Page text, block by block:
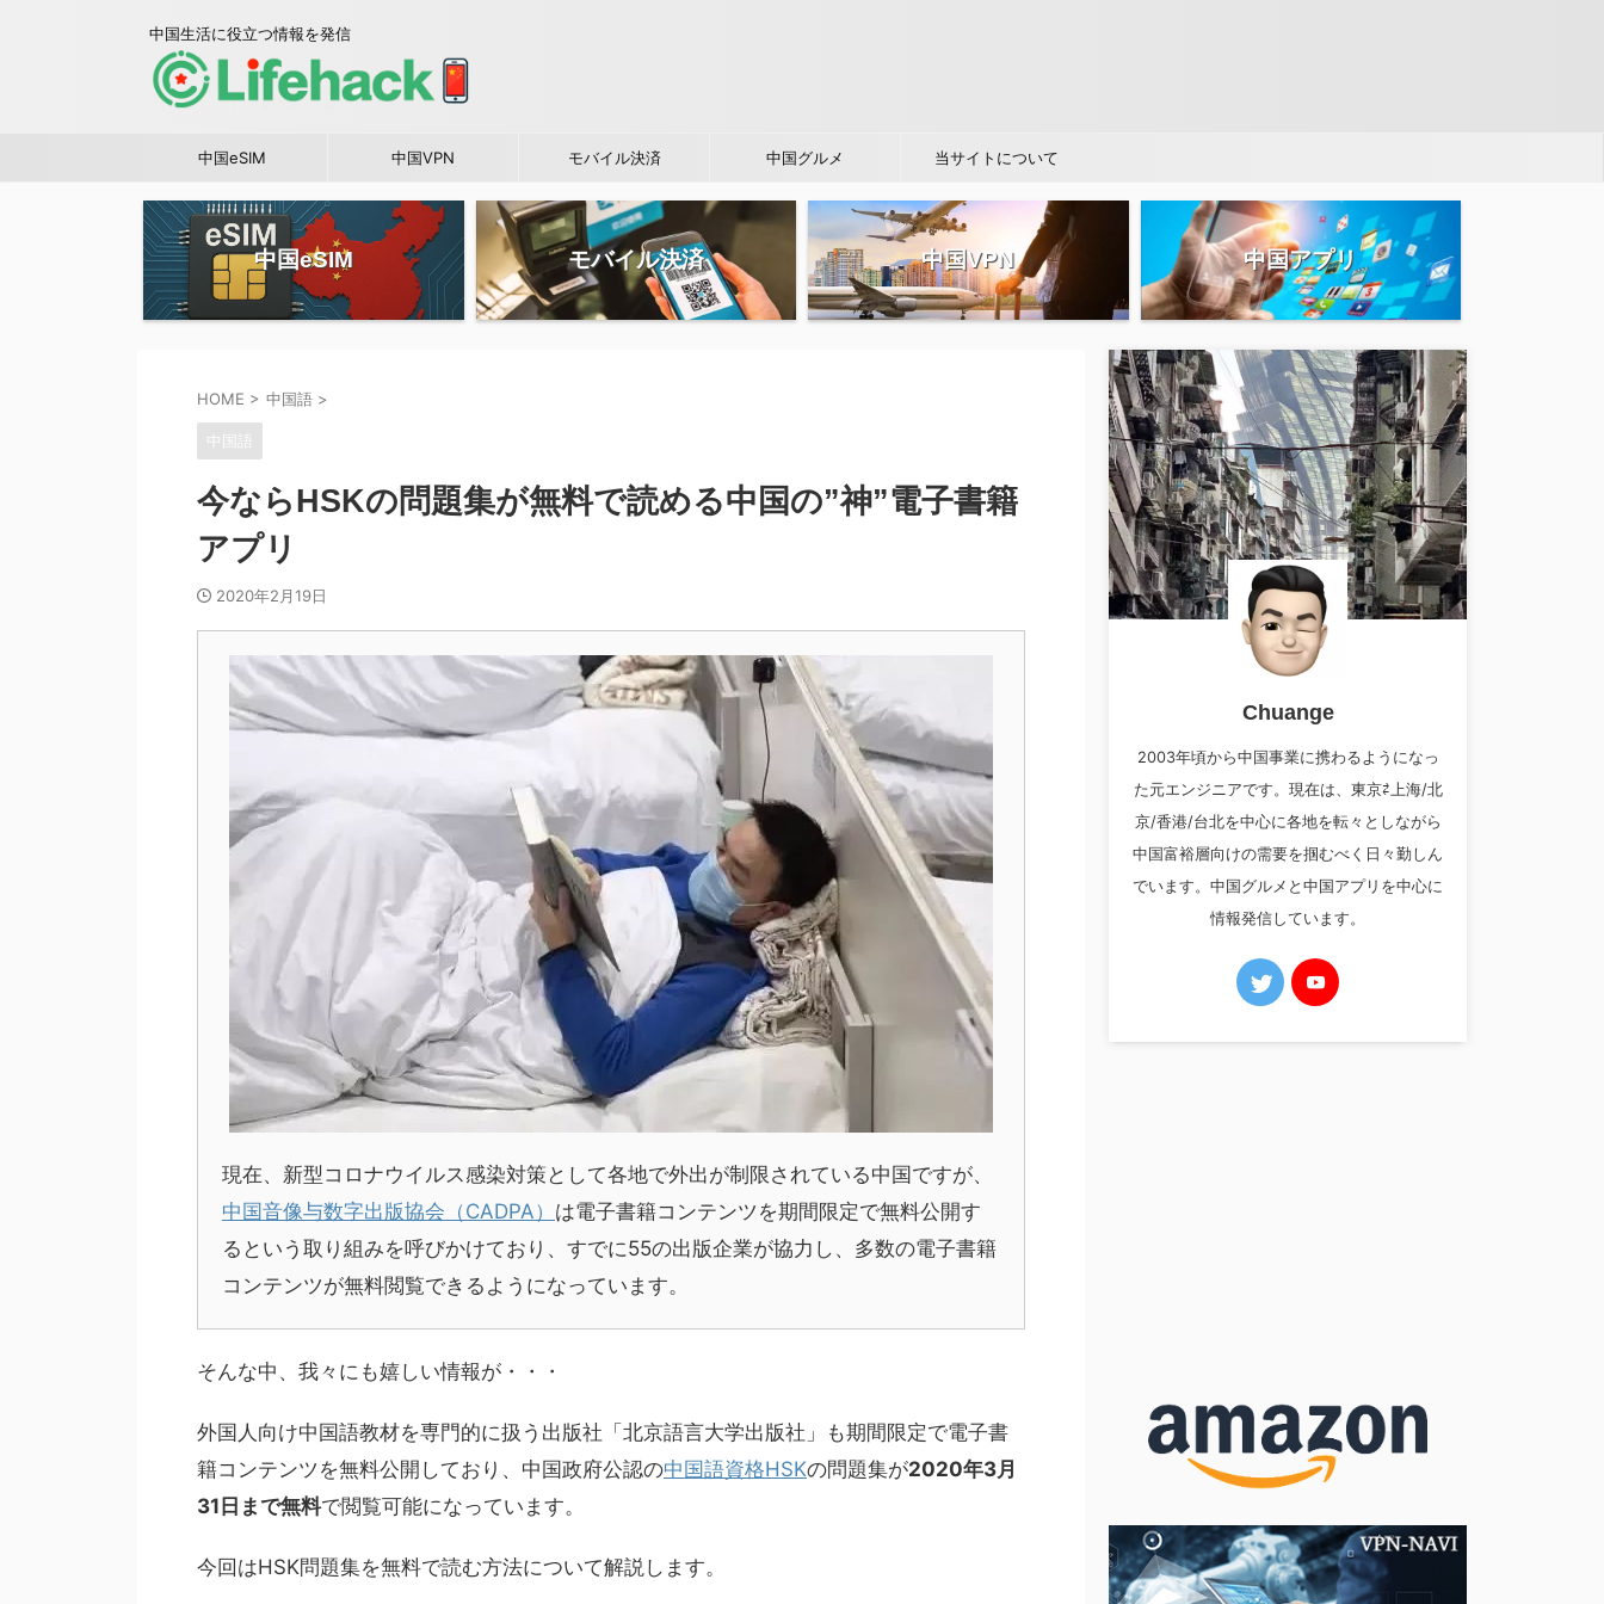
中国生活に役立つ情報を発信
中国eSIM 中国VPN モバイル決済 中国グルメ 当サイトについて
中国eSIM モバイル決済 中国VPN 中国アプリ
HOME > 中国語 >
中国語
今ならHSKの問題集が無料で読める中国の”神”電子書籍
アプリ
2020年2月19日
現在、新型コロナウイルス感染対策として各地で外出が制限されている中国ですが、
中国音像与数字出版協会（CADPA） は電子書籍コンテンツを期間限定で無料公開す
るという取り組みを呼びかけており、すでに55の出版企業が協力し、多数の電子書籍
コンテンツが無料閲覧できるようになっています。
そんな中、我々にも嬉しい情報が・・・
外国人向け中国語教材を専門的に扱う出版社「北京語言大学出版社」も期間限定で電子書
籍コンテンツを無料公開しており、中国政府公認の中国語資格HSKの問題集が2020年3月
31日まで無料で閲覧可能になっています。
今回はHSK問題集を無料で読む方法について解説します。
Chuange
2003年頃から中国事業に携わるようになっ
た元エンジニアです。現在は、東京⇄上海/北
京/香港/台北を中心に各地を転々としながら
中国富裕層向けの需要を掴むべく日々勤しん
でいます。中国グルメと中国アプリを中心に
情報発信しています。